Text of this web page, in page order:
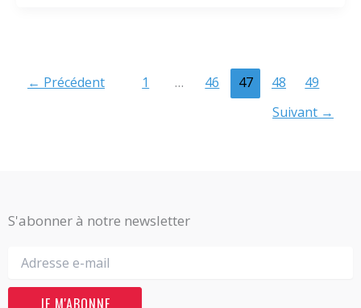
← Précédent 1 … 46 47 48
49
Suivant →
S'abonner à notre newsletter